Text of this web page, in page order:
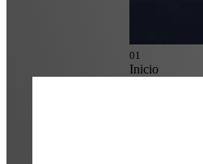
01
Inicio